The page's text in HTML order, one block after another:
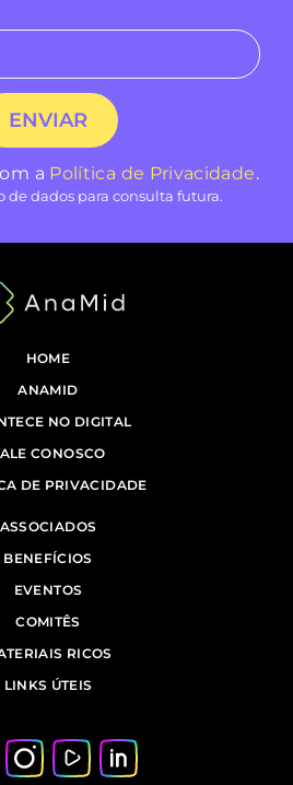
a Política de Privacidade.
de dados para consulta futura.
HOME
ANAMID
NO DIGITAL
CONOSCO
DE PRIVACIDADE
ASSOCIADOS
BENEFÍCIOS
EVENTOS
COMITÊS
RICOS
LINKS ÚTEIS